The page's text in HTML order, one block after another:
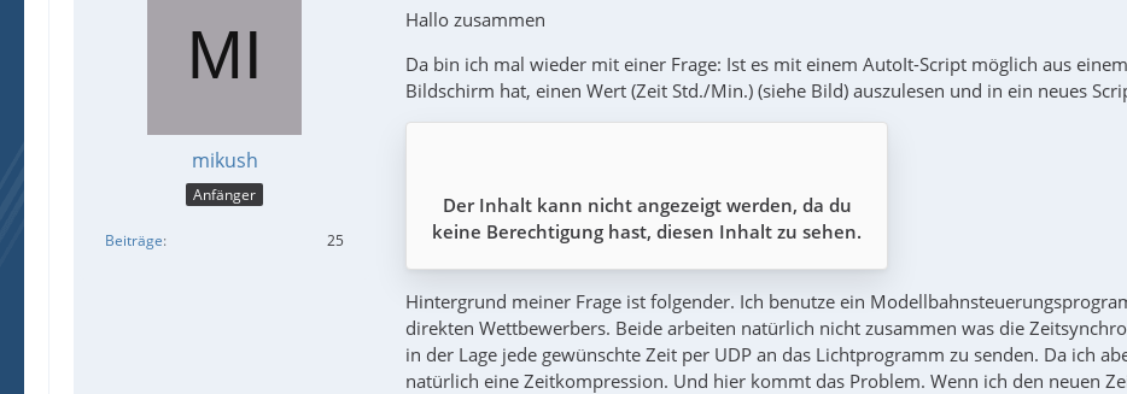
mikush
Anfänger
Beiträge 25
Hallo zusammen
Da bin ich mal wieder mit einer Frage: Ist es mit einem AutoIt-Script möglich aus
Bildschirm hat, einen Wert (Zeit Std./Min.) (siehe Bild) auszulesen und in ein neues
Der Inhalt kann nicht angezeigt werden, da du
keine Berechtigung hast, diesen Inhalt zu sehen.
Hintergrund meiner Frage ist folgender. Ich benutze ein
direkten Wettbewerbers. Beide arbeiten natürlich nicht zusammen was die
in der Lage jede gewünschte Zeit per UDP an das Lichtprogramm zu senden. Da ich
natürlich eine Zeitkompression. Und hier kommt das Problem. Wenn ich den neuen